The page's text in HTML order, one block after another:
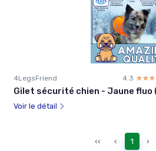
4LegsFriend 4.3
Gilet sécurité chien - Jaune fluo
Voir le détail
‹‹ ‹ 1 ›